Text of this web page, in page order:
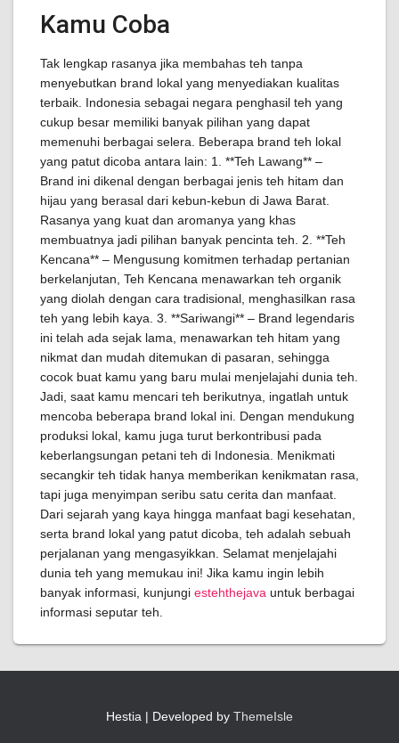
Kamu Coba
Tak lengkap rasanya jika membahas teh tanpa
menyebutkan brand lokal yang menyediakan kualitas
terbaik. Indonesia sebagai negara penghasil teh yang
cukup besar memiliki banyak pilihan yang dapat
memenuhi berbagai selera. Beberapa brand teh lokal
yang patut dicoba antara lain: 1. **Teh Lawang** –
Brand ini dikenal dengan berbagai jenis teh hitam dan
hijau yang berasal dari kebun-kebun di Jawa Barat.
Rasanya yang kuat dan aromanya yang khas
membuatnya jadi pilihan banyak pencinta teh. 2. **Teh
Kencana** – Mengusung komitmen terhadap pertanian
berkelanjutan, Teh Kencana menawarkan teh organik
yang diolah dengan cara tradisional, menghasilkan rasa
teh yang lebih kaya. 3. **Sariwangi** – Brand legendaris
ini telah ada sejak lama, menawarkan teh hitam yang
nikmat dan mudah ditemukan di pasaran, sehingga
cocok buat kamu yang baru mulai menjelajahi dunia teh.
Jadi, saat kamu mencari teh berikutnya, ingatlah untuk
mencoba beberapa brand lokal ini. Dengan mendukung
produksi lokal, kamu juga turut berkontribusi pada
keberlangsungan petani teh di Indonesia. Menikmati
secangkir teh tidak hanya memberikan kenikmatan rasa,
tapi juga menyimpan seribu satu cerita dan manfaat.
Dari sejarah yang kaya hingga manfaat bagi kesehatan,
serta brand lokal yang patut dicoba, teh adalah sebuah
perjalanan yang mengasyikkan. Selamat menjelajahi
dunia teh yang memukau ini! Jika kamu ingin lebih
banyak informasi, kunjungi estehthejava untuk berbagai
informasi seputar teh.
Hestia | Developed by ThemeIsle